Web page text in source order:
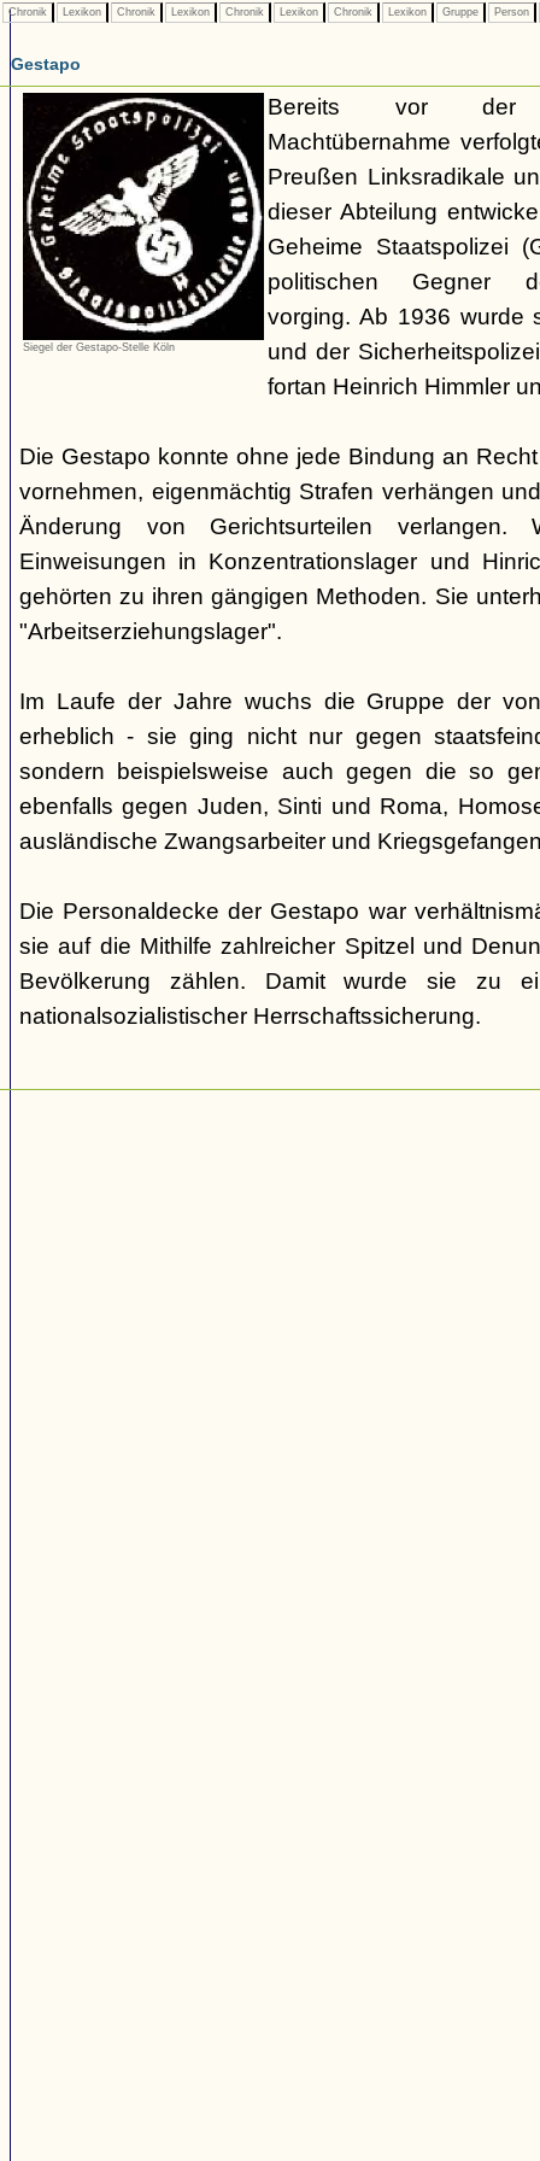
Chronik Lexikon Chronik Lexikon Chronik Lexikon Chronik Lexikon Gruppe Person
Gestapo
Siegel der Gestapo-Stelle Köln
Bereits vor der
Machtübernahme
Preußen Linksradikale
dieser Abteilung
Geheime Staatspolizei
politischen Gegner
vorging. Ab 1936 wurde
und der
fortan Heinrich Himmler
Die Gestapo konnte ohne jede Bindung an
vornehmen, eigenmächtig Strafen verhängen
Änderung von Gerichtsurteilen verlangen.
Einweisungen in Konzentrationslager und
gehörten zu ihren gängigen Methoden. Sie
"Arbeitserziehungslager".
Im Laufe der Jahre wuchs die Gruppe der
erheblich - sie ging nicht nur gegen
sondern beispielsweise auch gegen die so
ebenfalls gegen Juden, Sinti und Roma,
ausländische Zwangsarbeiter und
Die Personaldecke der Gestapo war
sie auf die Mithilfe zahlreicher Spitzel und
Bevölkerung zählen. Damit wurde sie zu
nationalsozialistischer Herrschaftssicherung.